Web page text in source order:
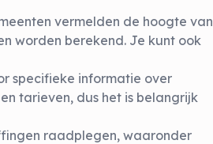
vermelden de hoogte van
worden berekend. Je kunt ook
specifieke informatie over
tarieven, dus het is belangrijk
raadplegen, waaronder